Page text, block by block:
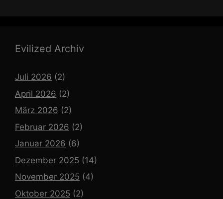
Evilized Archiv
Juli 2026 (2)
April 2026 (2)
März 2026 (2)
Februar 2026 (2)
Januar 2026 (6)
Dezember 2025 (14)
November 2025 (4)
Oktober 2025 (2)